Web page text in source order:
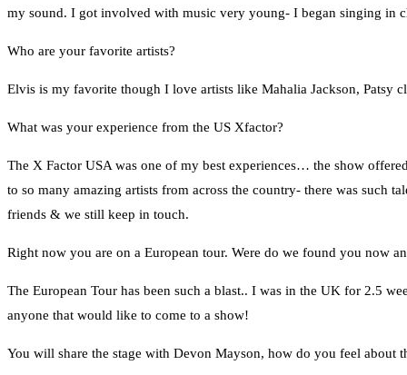
my sound. I got involved with music very young- I began singing in
Who are your favorite artists?
Elvis is my favorite though I love artists like Mahalia Jackson,
What was your experience from the US Χfactor?
The X Factor USA was one of my best experiences… the show
to so many amazing artists from across the country- there was such
friends & we still keep in touch.
Right now you are on a European tour. Were do we found you now
The European Tour has been such a blast.. I was in the UK for 2.5
anyone that would like to come to a show!
You will share the stage with Devon Mayson, how do you feel about